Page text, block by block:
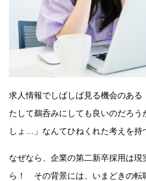
求人情報でしばしば見る機会のある
たして鵜呑みにしても良いのだろ
しょ…」なんてひねくれた考えを持
なぜなら、企業の第二新卒採用は
ら！ その背景には、いまどきの転